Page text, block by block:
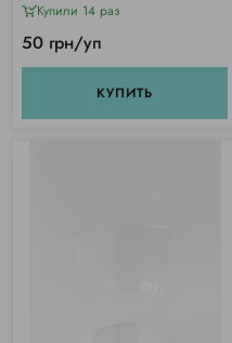
Купили 14 раз
50 грн/уп
КУПИТЬ